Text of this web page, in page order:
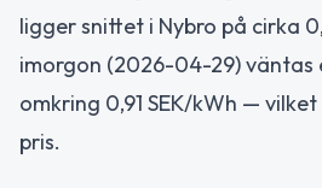
ligger snittet i Nybro på cirka
imorgon (2026-04-29) väntas
omkring 0,91 SEK/kWh —
pris.